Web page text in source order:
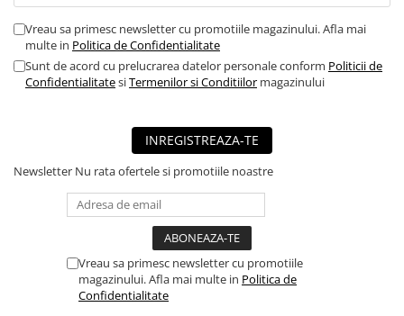
■ Siguranta auto
■ Electrice
■ Truse si scule de mana
■ Suporturi portbagaj
■ Consumabile service
■ Echipamente de ridicare
■ Produse universale
■ Echipamente atelier
Vreau sa primesc newsletter cu promotiile magazinului. Afla mai
multe in Politica de Confidentialitate
Sunt de acord cu prelucrarea datelor personale conform Politicii de
ConfidentialitatesiTermenilor si Conditiilor magazinului
INREGISTREAZA-TE
Newsletter Nu rata ofertele si promotiile noastre
Vreau sa primesc newsletter cu promotiile
magazinului. Afla mai multe in Politica de
Confidentialitate